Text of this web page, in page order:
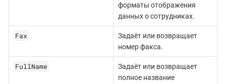
форматы отображения
данных о сотрудниках.
Fax
Задаёт или возвращает
номер факса.
FullName
Задаёт или возвращает
полное название